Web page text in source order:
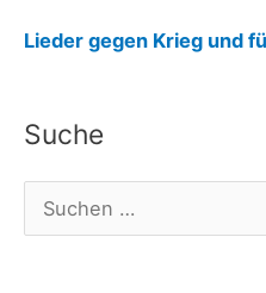
Lieder gegen Krieg und
Suche
u